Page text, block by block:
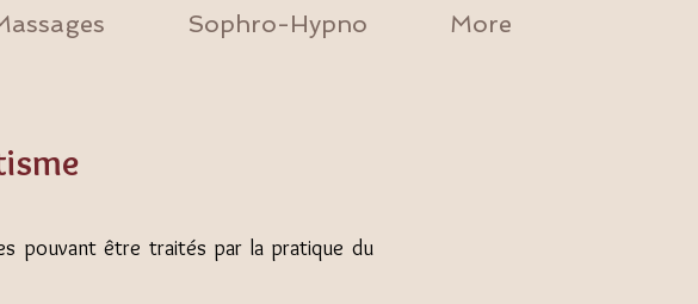
Sophro-Hypno More
pouvant être traités par la pratique du